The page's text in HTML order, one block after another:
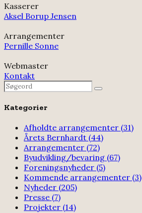
Kasserer
Aksel Borup Jensen
Arrangementer
Pernille Sonne
Webmaster
Kontakt
Search
for:
Search
Kategorier
Afholdte arrangementer (31)
Årets Bernhardt (44)
Arrangementer (72)
Byudvikling/bevaring (67)
Foreningsnyheder (5)
Kommende arrangementer (3)
Nyheder (205)
Presse (7)
Projekter (14)